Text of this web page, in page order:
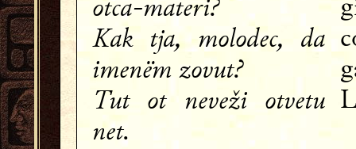
Kak tja, molodec, da
imenëm zovut?
Tut ot neveži otvetu
net.